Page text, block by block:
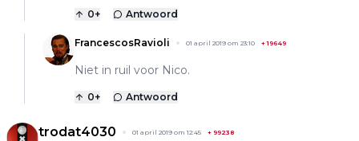
0+ Antwoord
FrancescosRavioli 01 april 2019 om 23:10 +19649
Niet in ruil voor Nico.
0+ Antwoord
trodat4030 01 april 2019 om 12:45 + 99238